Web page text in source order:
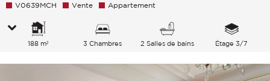
V0639MCH Vente Appartement
188 m² 3 Chambres 2 Salles de bains Étage 3/7